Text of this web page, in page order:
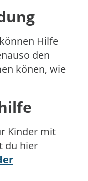
Hilfe
den
könen, wie
Kinder mit
du hier